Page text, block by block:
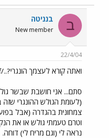
ב בנניטה
New member
22/4/04
ואתה קורא לעצמך הונגרי?../images/Emo8.gif
סתם... אני חושבת שבשר
(לעומת הגולש ההונגרי
צמחונית בהגדרה (אבל
וטרם טעמתי גולש או את
נראה לי (וגם מריח לי) דוחה.